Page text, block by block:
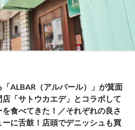
ALBAR（アルバール）」が箕面
「サトウカエデ」とコラボして
食べてきた！／それぞれの良さ
に舌鼓！店頭でデニッシュも買